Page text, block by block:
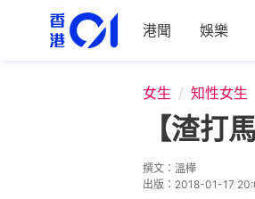
港聞 娛樂
女生 知性女生
【渣打
撰文： 溫樺
出版： 2018-01-17